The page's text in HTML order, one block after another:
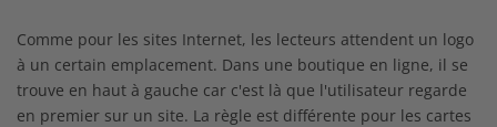
Comme pour les sites Internet, les lecteurs attendent un logo
à un certain emplacement. Dans une boutique en ligne, il se
trouve en haut à gauche car c'est là que l'utilisateur regarde
en premier sur un site. La règle est différente pour les cartes